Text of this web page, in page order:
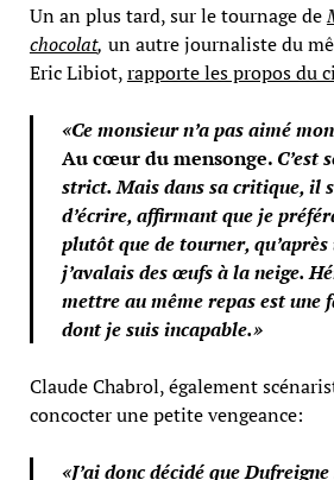
Un an plus tard, sur le tournage de
chocolat, un autre journaliste du
Eric Libiot,rapporte les propos du
«Ce monsieur n’a pas aimé
Au cœur du mensonge. C’est
strict. Mais dans sa critique, il
d’écrire, affirmant que je
plutôt que de tourner,
j’avalais des œufs à la neige.
mettre au même repas est une
dont je suis incapable.»
Claude Chabrol, également
concocter une petite vengeance:
«J’ai donc décidé que